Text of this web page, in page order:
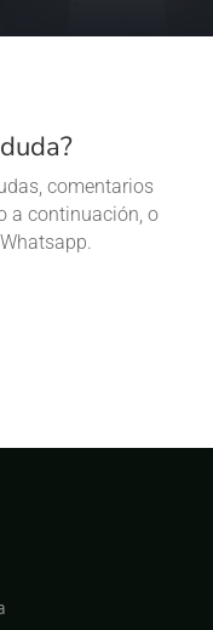
comentarios
a continuación, o